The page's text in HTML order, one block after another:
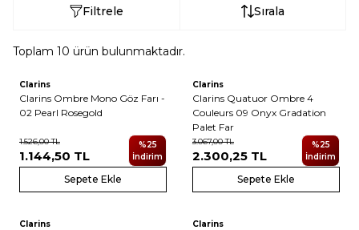
Filtrele Sırala
Toplam 10 ürün bulunmaktadır.
Clarins
Clarins Ombre Mono Göz Farı -
02 Pearl Rosegold
1.526,00TL
1.144,50 TL
%25
İndirim
Sepete Ekle
Clarins
Clarins Quatuor Ombre 4
Couleurs 09 Onyx Gradation
Palet Far
3.067,00TL
2.300,25 TL
%25
İndirim
Sepete Ekle
Clarins Clarins